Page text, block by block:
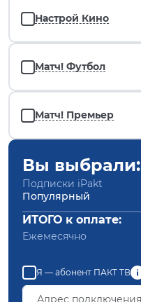
Настрой Кино
Матч! Футбол
Матч! Премьер
Вы выбрали:
Подписки iPakt
Популярный
ИТОГО к оплате:
Ежемесячно
Я — абонент ПАКТ ТВ